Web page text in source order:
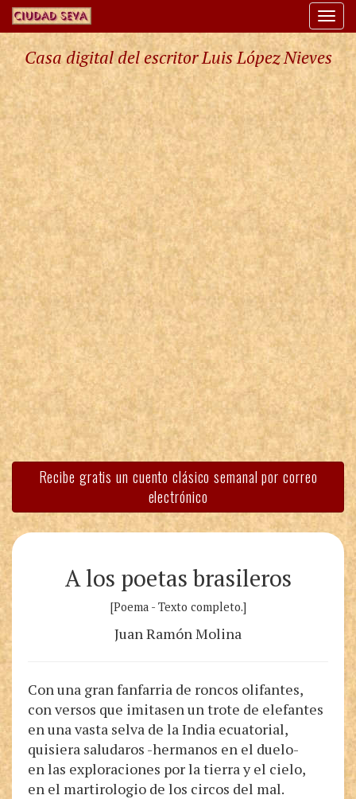
Casa digital del escritor Luis López Nieves
Recibe gratis un cuento clásico semanal por correo
electrónico
A los poetas brasileros
[Poema - Texto completo.]
Juan Ramón Molina
Con una gran fanfarria de roncos olifantes,
con versos que imitasen un trote de elefantes
en una vasta selva de la India ecuatorial,
quisiera saludaros -hermanos en el duelo-
en las exploraciones por la tierra y el cielo,
en el martirologio de los circos del mal.